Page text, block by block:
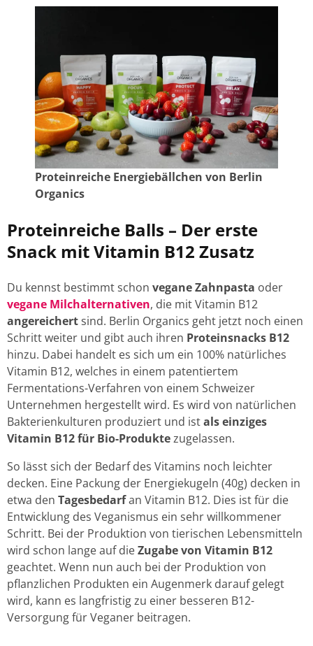
Proteinreiche Energiebällchen von Berlin
Organics
Proteinreiche Balls – Der erste
Snack mit Vitamin B12 Zusatz
Du kennst bestimmt schon vegane Zahnpasta oder
vegane Milchalternativen, die mit Vitamin B12
angereichertsind. Berlin Organics geht jetzt noch einen
Schritt weiter und gibt auch ihren Proteinsnacks B12
hinzu. Dabei handelt es sich um ein 100% natürliches
Vitamin B12, welches in einem patentiertem
Fermentations-Verfahren von einem Schweizer
Unternehmen hergestellt wird. Es wird von natürlichen
Bakterienkulturen produziert und istals einziges
Vitamin B12 für Bio-Produktezugelassen.
So lässt sich der Bedarf des Vitamins noch leichter
decken. Eine Packung der Energiekugeln (40g) decken in
etwa den Tagesbedarfan Vitamin B12. Dies ist für die
Entwicklung des Veganismus ein sehr willkommener
Schritt. Bei der Produktion von tierischen Lebensmitteln
wird schon lange auf dieZugabe von Vitamin B12
geachtet. Wenn nun auch bei der Produktion von
pflanzlichen Produkten ein Augenmerk darauf gelegt
wird, kann es langfristig zu einer besseren B12-
Versorgung für Veganer beitragen.